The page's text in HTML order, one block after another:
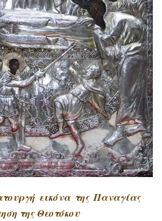
εικόνα της Παναγίας
της Θεοτόκου